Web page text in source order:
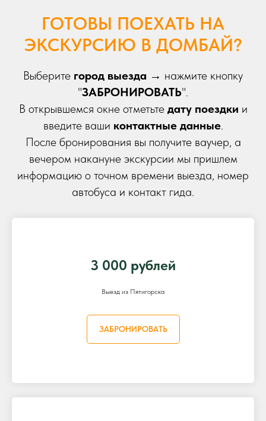
ГОТОВЫ ПОЕХАТЬ НА
ЭКСКУРСИЮ В ДОМБАЙ?
Выберите город выезда → нажмите кнопку
"ЗАБРОНИРОВАТЬ".
В открывшемся окне отметьте дату поездки и
введите ваши контактные данные.
После бронирования вы получите ваучер, а
вечером накануне экскурсии мы пришлем
информацию о точном времени выезда, номер
автобуса и контакт гида.
3 000 рублей
Выезд из Пятигорска
ЗАБРОНИРОВАТЬ